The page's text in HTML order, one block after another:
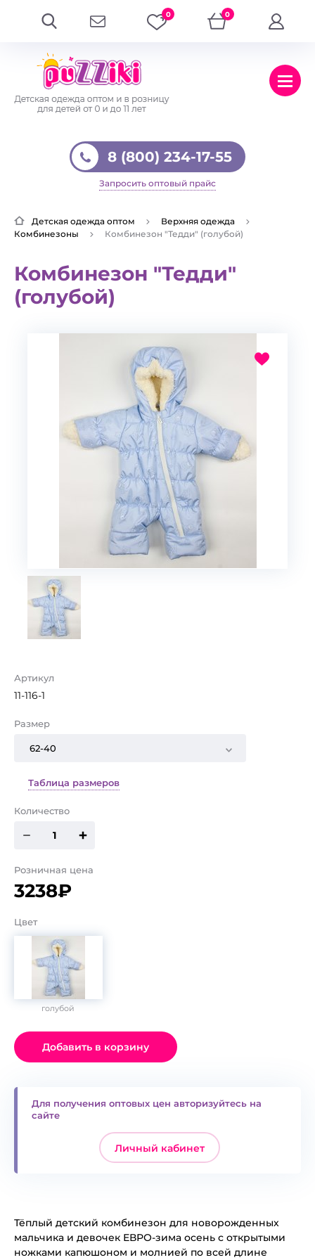
8 (800) 234-17-55
Запросить оптовый прайс
0 0
Детская одежда оптом
Верхняя одежда
Комбинезоны
Комбинезон "Тедди" (голубой)
Комбинезон "Тедди"
(голубой)
Артикул
11-116-1
Размер
62-40
Таблица размеров
Количество
Розничная цена
3238₽
Цвет
голубой
Добавить в корзину
Для получения оптовых цен авторизуйтесь на
сайте
Личный кабинет
Тёплый детский комбинезон для новорожденных
мальчика и девочек ЕВРО-зима осень с открытыми
ножками капюшоном и молнией по всей длине